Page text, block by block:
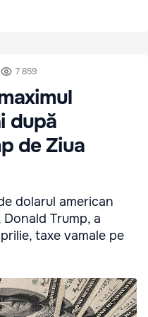
7 859
după
de Ziua
dolarul american
Trump, a
taxe vamale pe